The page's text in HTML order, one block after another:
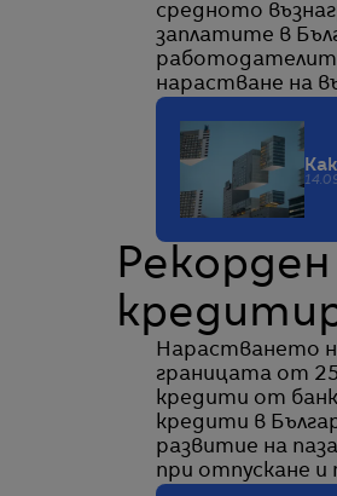
средното
заплатите в
нарастване на
Нарастването
границата от
кредити от
кредити в
развитие на
при отпускане